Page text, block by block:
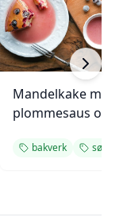
Mandelkake med
plommesaus og
bakverk søt